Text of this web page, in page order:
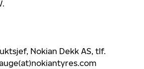
Nokian Dekk AS, tlf.